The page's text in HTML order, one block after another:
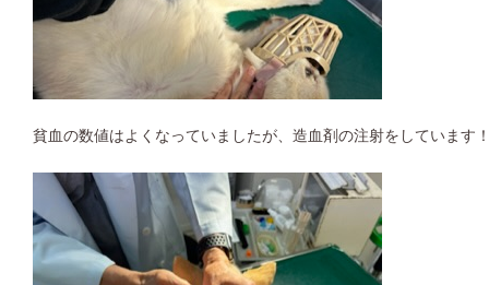
貧血の数値はよくなっていましたが、造血剤の注射をしています